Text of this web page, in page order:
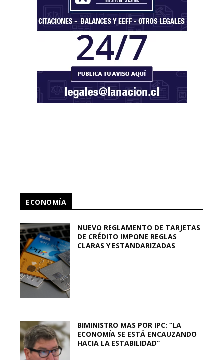
ECONOMÍA
NUEVO REGLAMENTO DE TARJETAS
DE CRÉDITO IMPONE REGLAS
CLARAS Y ESTANDARIZADAS
BIMINISTRO MAS POR IPC: “LA
ECONOMÍA SE ESTÁ ENCAUZANDO
HACIA LA ESTABILIDAD”